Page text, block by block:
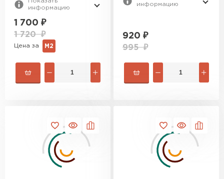
информацию
1 700 ₽
1 720₽
Цена за М2
информацию
920 ₽
995₽